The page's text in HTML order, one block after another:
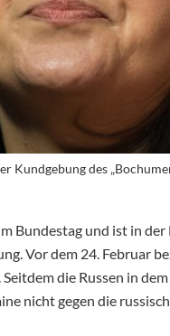
Kundgebung des
Bundestag und ist in
Vor dem 24. Februar
die Russen in
nicht gegen die